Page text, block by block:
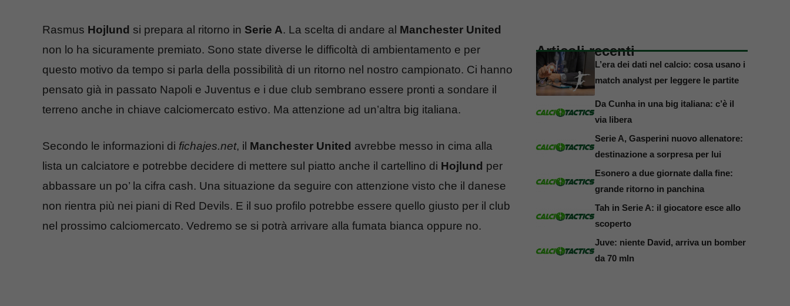
Rasmus Hojlund si prepara al ritorno in Serie A. La scelta di andare al Manchester United
non lo ha sicuramente premiato. Sono state diverse le difficoltà di ambientamento e per
questo motivo da tempo si parla della possibilità di un ritorno nel nostro campionato. Ci hanno
pensato già in passato Napoli e Juventus e i due club sembrano essere pronti a sondare il
terreno anche in chiave calciomercato estivo. Ma attenzione ad un’altra big italiana.
Secondo le informazioni di fichajes.net, il Manchester United avrebbe messo in cima alla
lista un calciatore e potrebbe decidere di mettere sul piatto anche il cartellino di Hojlund per
abbassare un po’ la cifra cash. Una situazione da seguire con attenzione visto che il danese
non rientra più nei piani di Red Devils. E il suo profilo potrebbe essere quello giusto per il club
nel prossimo calciomercato. Vedremo se si potrà arrivare alla fumata bianca oppure no.
Articoli recenti
L’era dei dati nel calcio: cosa usano i
match analyst per leggere le partite
Da Cunha in una big italiana: c’è il
via libera
Serie A, Gasperini nuovo allenatore:
destinazione a sorpresa per lui
Esonero a due giornate dalla fine:
grande ritorno in panchina
Tah in Serie A: il giocatore esce allo
scoperto
Juve: niente David, arriva un bomber
da 70 mln